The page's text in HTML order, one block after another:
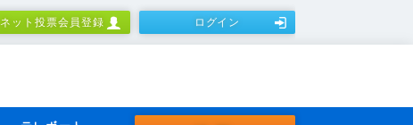
ネット投票会員登録 ログイン